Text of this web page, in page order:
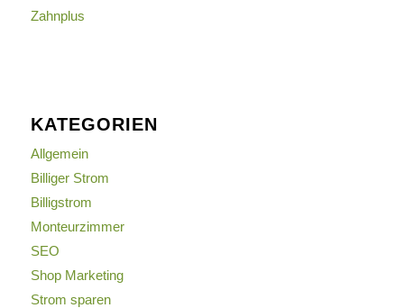
Zahnplus
KATEGORIEN
Allgemein
Billiger Strom
Billigstrom
Monteurzimmer
SEO
Shop Marketing
Strom sparen